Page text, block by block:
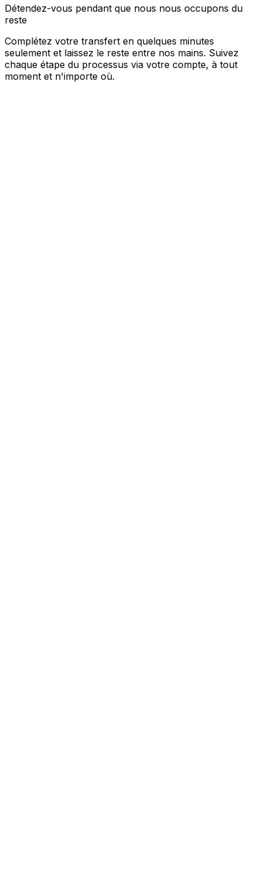
Détendez-vous pendant que nous nous occupons du
reste
Complétez votre transfert en quelques minutes
seulement et laissez le reste entre nos mains. Suivez
chaque étape du processus via votre compte, à tout
moment et n'importe où.